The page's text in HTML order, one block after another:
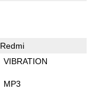
Redmi
VIBRATION
MP3